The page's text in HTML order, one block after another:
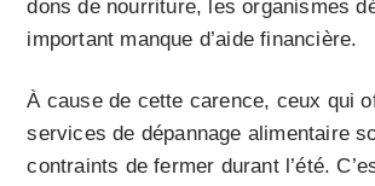
dons de nourriture, les organismes
important manque d’aide financière.
À cause de cette carence, ceux qui
services de dépannage alimentaire
contraints de fermer durant l’été.